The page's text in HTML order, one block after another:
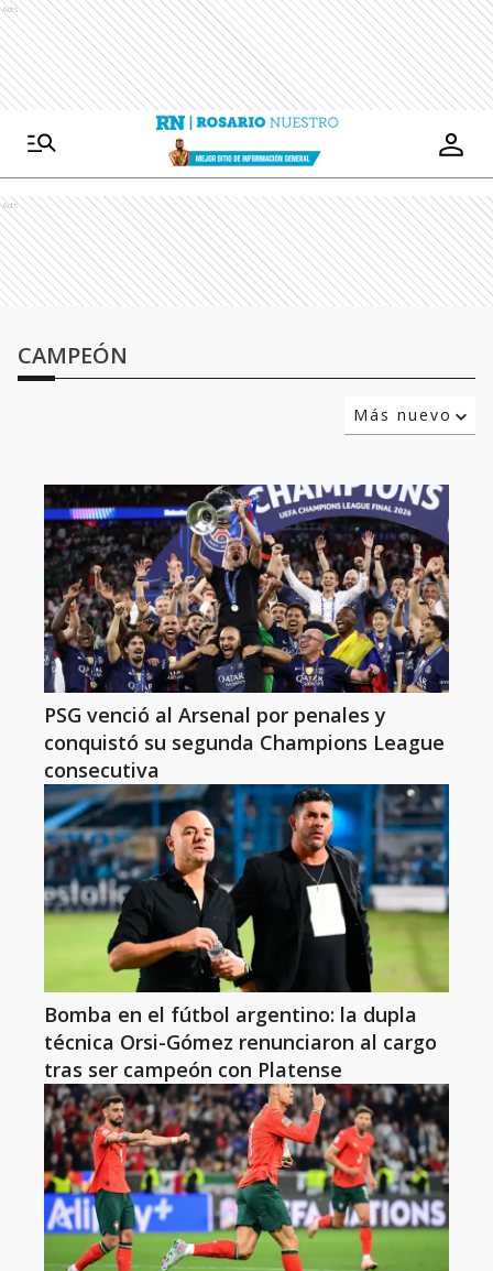
Ads
Ads
CAMPEÓN
Más nuevo
PSG venció al Arsenal por penales y
conquistó su segunda Champions League
consecutiva
Bomba en el fútbol argentino: la dupla
técnica Orsi-Gómez renunciaron al cargo
tras ser campeón con Platense